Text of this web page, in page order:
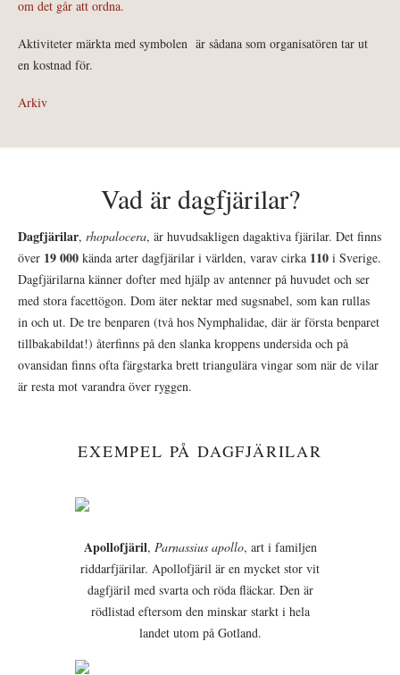
om det går att ordna.
Aktiviteter märkta med symbolen är sådana som organisatören tar ut
en kostnad för.
Arkiv
Vad är dagfjärilar?
Dagfjärilar, rhopalocera, är huvudsakligen dagaktiva fjärilar. Det finns
över 19 000 kända arter dagfjärilar i världen, varav cirka 110 i Sverige.
Dagfjärilarna känner dofter med hjälp av antenner på huvudet och ser
med stora facettögon. Dom äter nektar med sugsnabel, som kan rullas
in och ut. De tre benparen (två hos Nymphalidae, där är första benparet
tillbakabildat!) återfinns på den slanka kroppens undersida och på
ovansidan finns ofta färgstarka brett triangulära vingar som när de vilar
är resta mot varandra över ryggen.
EXEMPEL PÅ DAGFJÄRILAR
Apollofjäril, Parnassius apollo, art i familjen
riddarfjärilar. Apollofjäril är en mycket stor vit
dagfjäril med svarta och röda fläckar. Den är
rödlistad eftersom den minskar starkt i hela
landet utom på Gotland.